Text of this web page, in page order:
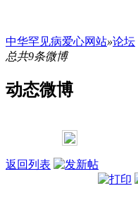
中华罕见病爱心网站»论坛
总共9条微博
动态微博
返回列表